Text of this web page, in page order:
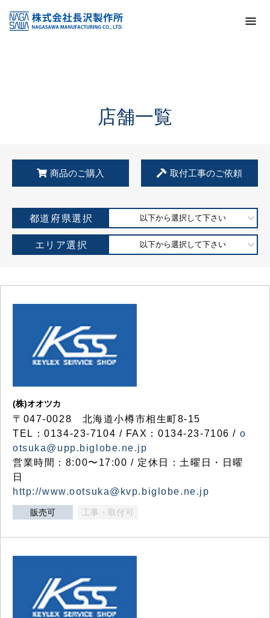
KSS加盟店・取扱店情報
店舗一覧
店舗一覧
商品のご購入 取付工事のご依頼
都道府県選択 以下から選択して下さい
エリア選択 以下から選択して下さい
(株)オオツカ
〒047-0028 北海道小樽市相生町8-15
TEL：0134-23-7104 / FAX：0134-23-7106 / o
otsuka@upp.biglobe.ne.jp
営業時間：8:00〜17:00 / 定休日：土曜日・日曜
日
http://www.ootsuka@kvp.biglobe.ne.jp
販売可 工事・取付可